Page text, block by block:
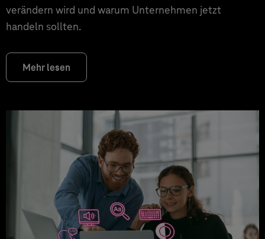
verändern wird und warum Unternehmen jetzt
handeln sollten.
Mehr lesen